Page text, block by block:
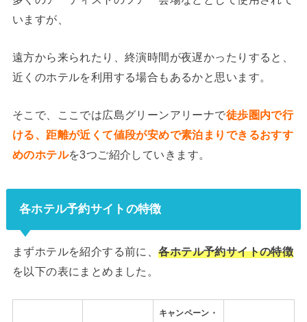
いますが、
遠方から来られたり、終演時間が夜遅かったりすると、
近くのホテルを利用する場合もあるかと思います。
そこで、ここでは広島グリーンアリーナで徒歩圏内で行
ける、距離が近くて値段が安めで素泊まりできるおすす
めのホテルを3つご紹介していきます。
各ホテル予約サイトの特徴
まずホテルを紹介する前に、各ホテル予約サイトの特徴
を以下の表にまとめました。
キャンペーン・